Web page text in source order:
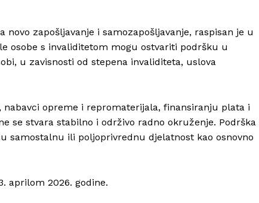
zapošljavanje i samozapošljavanje, raspisan je u
osobe s invaliditetom mogu ostvariti podršku u
u zavisnosti od stepena invaliditeta, uslova
opreme i repromaterijala, finansiranju plata i
se stvara stabilno i održivo radno okruženje. Podrška
samostalnu ili poljoprivrednu djelatnost kao osnovno
aprilom 2026. godine.